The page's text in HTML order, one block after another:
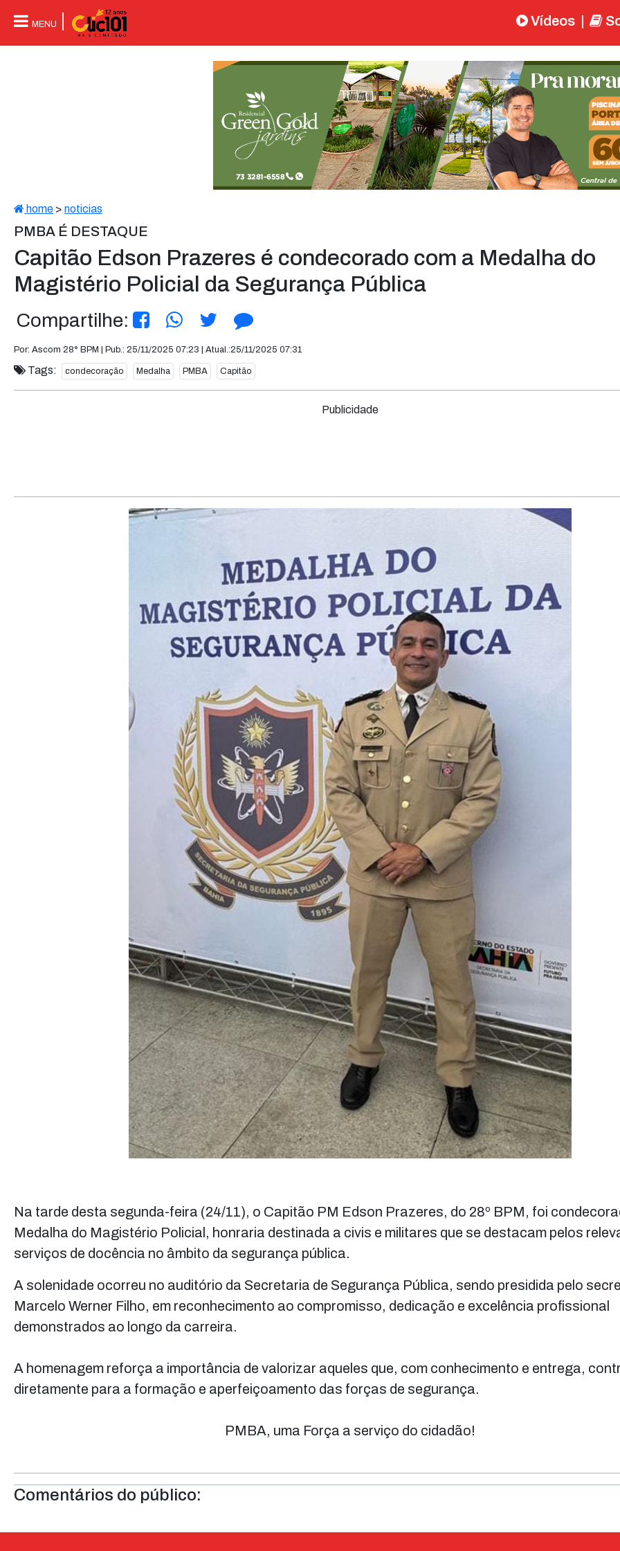
MENU Vídeos
home > noticias
PMBA É DESTAQUE
Capitão Edson Prazeres é condecorado com a Medalha do
Magistério Policial da Segurança Pública
Compartilhe:
Por: Ascom 28° BPM | Pub.: 25/11/2025 07:23 | Atual.:25/11/2025 07:31
Tags: condecoração Medalha PMBA Capitão
Publicidade
Na tarde desta segunda-feira (24/11), o Capitão PM Edson Prazeres, do 28º BPM, foi
Medalha do Magistério Policial, honraria destinada a civis e militares que se destacam pelos
serviços de docência no âmbito da segurança pública.
A solenidade ocorreu no auditório da Secretaria de Segurança Pública, sendo presidida pelo
Marcelo Werner Filho, em reconhecimento ao compromisso, dedicação e excelência profissional
demonstrados ao longo da carreira.
A homenagem reforça a importância de valorizar aqueles que, com conhecimento e entrega,
diretamente para a formação e aperfeiçoamento das forças de segurança.
PMBA, uma Força a serviço do cidadão!
Comentários do público: